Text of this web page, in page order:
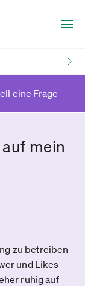
eine Frage
mein
zu betreiben
und Likes
ruhig auf